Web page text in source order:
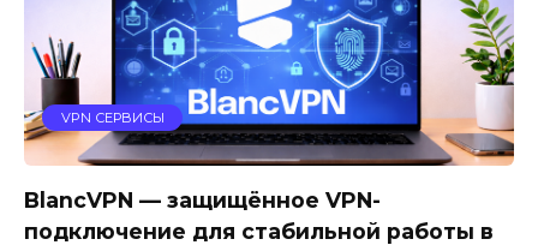
VPN СЕРВИСЫ
BlancVPN — защищённое VPN-
подключение для стабильной работы в